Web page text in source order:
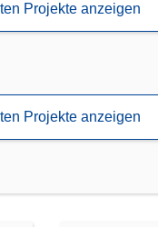
Projekte anzeigen
Projekte anzeigen